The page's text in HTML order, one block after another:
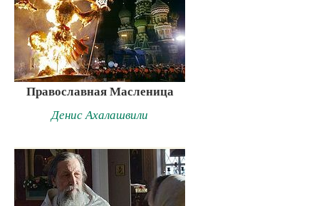
Православная Масленица
Денис Ахалашвили